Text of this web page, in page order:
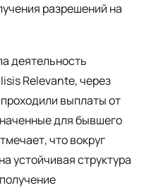
разрешений на
деятельность
Relevante, через
выплаты от
для бывшего
что вокруг
устойчивая структура